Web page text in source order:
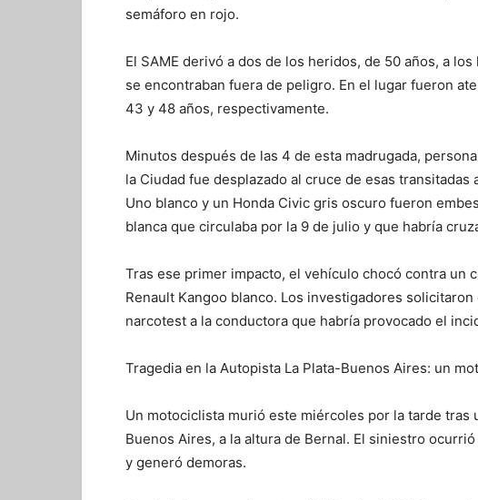
semáforo en rojo.
El SAME derivó a dos de los heridos, de 50 años, a
se encontraban fuera de peligro. En el lugar fueron
43 y 48 años, respectivamente.
Minutos después de las 4 de esta madrugada,
la Ciudad fue desplazado al cruce de esas
Uno blanco y un Honda Civic gris oscuro fueron
blanca que circulaba por la 9 de julio y que habría
Tras ese primer impacto, el vehículo chocó contra un
Renault Kangoo blanco. Los investigadores
narcotest a la conductora que habría provocado el
Tragedia en la Autopista La Plata-Buenos Aires: un
Un motociclista murió este miércoles por la tarde tras
Buenos Aires, a la altura de Bernal. El siniestro
y generó demoras.